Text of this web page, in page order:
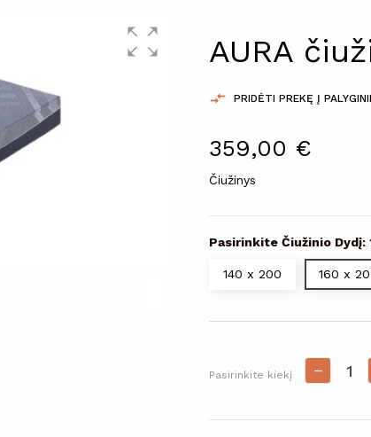
AURA
 PRIDĖTI PREKĘ Į
359,00 €
Čiužinys
Pasirinkite Čiužinio Dydį:
140 x 200 160 x
Pasirinkite kiekį